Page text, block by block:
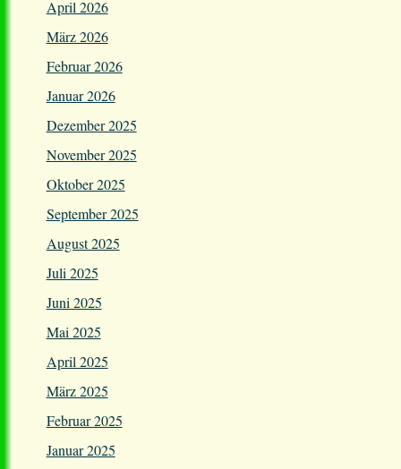
April 2026
März 2026
Februar 2026
Januar 2026
Dezember 2025
November 2025
Oktober 2025
September 2025
August 2025
Juli 2025
Juni 2025
Mai 2025
April 2025
März 2025
Februar 2025
Januar 2025